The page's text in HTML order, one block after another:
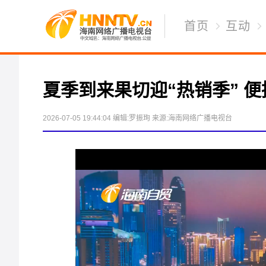
首页 互动
夏季到来果切迎“热销季”
2026-07-05 19:44:04 编辑:罗振珣 来源:海南网络广播电视台